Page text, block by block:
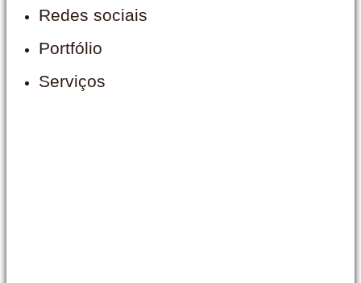
Redes sociais
Portfólio
Serviços